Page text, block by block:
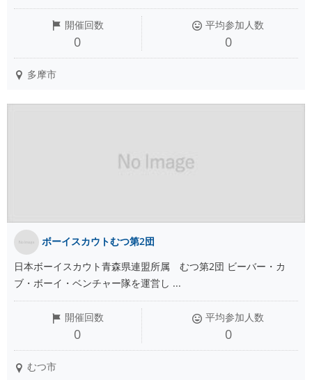
開催回数
0
平均参加人数
0
多摩市
ボーイスカウトむつ第2団
日本ボーイスカウト青森県連盟所属 むつ第2団 ビーバー・カ
ブ・ボーイ・ベンチャー隊を運営し ...
開催回数
0
平均参加人数
0
むつ市